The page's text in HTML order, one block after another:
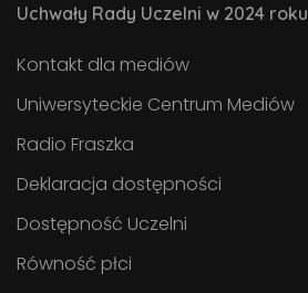
Uchwały Rady Uczelni w 2024 roku
Kontakt dla mediów
Uniwersyteckie Centrum Mediów
Radio Fraszka
Deklaracja dostępności
Dostępność Uczelni
Równość płci